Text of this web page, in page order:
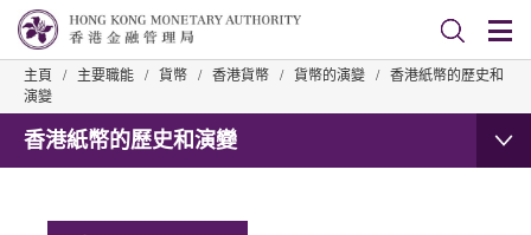
主頁 / 主要職能 / 貨幣 / 香港貨幣 / 貨幣的演變 /
香港紙幣的歷史和
演變
香港紙幣的歷史和演變